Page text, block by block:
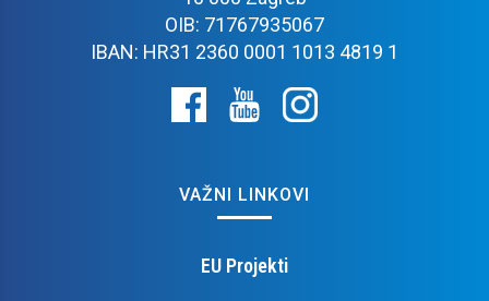
OIB: 71767935067
IBAN: HR31 2360 0001 1013 4819 1
VAŽNI LINKOVI
EU Projekti